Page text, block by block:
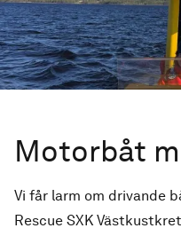
Motorbåt
Vi får larm om drivande
Rescue SXK